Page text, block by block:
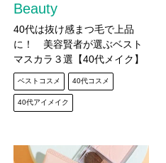
Beauty
40代は抜け感まつ毛で上品
に！ 美容賢者が選ぶベスト
マスカラ３選【40代メイク】
ベストコスメ 40代コスメ
40代アイメイク